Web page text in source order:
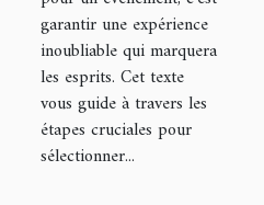
garantir une expérience
inoubliable qui marquera
les esprits. Cet texte
vous guide à travers les
étapes cruciales pour
sélectionner...